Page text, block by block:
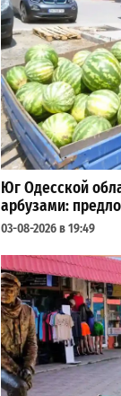
Юг Одесской
арбузами:
03-08-2026 в 19:49